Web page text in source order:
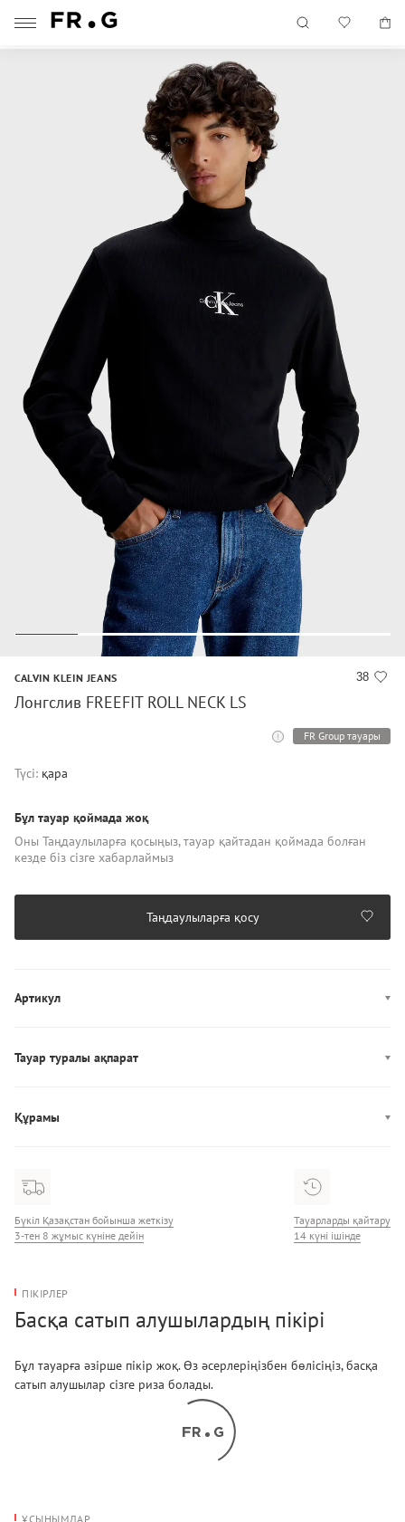
38
CALVIN KLEIN JEANS
Лонгслив FREEFIT ROLL NECK LS
FR Group тауары
Түсі: қара
Бұл тауар қоймада жоқ
Оны Таңдаулыларға қосыңыз, тауар қайтадан қоймада болған
кезде біз сізге хабарлаймыз
Таңдаулыларға қосу
Артикул
Тауар туралы ақпарат
Құрамы
Бүкіл Қазақстан бойынша жеткізу
3-тен 8 жұмыс күніне дейін
Тауарларды қайтару
14 күні ішінде
ПІКІРЛЕР
Басқа сатып алушылардың пікірі
Бұл тауарға әзірше пікір жоқ. Өз әсерлеріңізбен бөлісіңіз, басқа
сатып алушылар сізге риза болады.
ҰСЫНЫМДАР